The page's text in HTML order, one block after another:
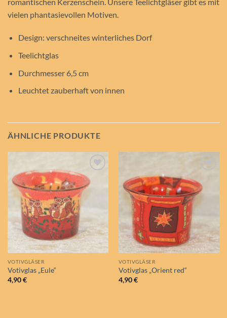
vielen phantasievollen Motiven.
Design: verschneites winterliches Dorf
Teelichtglas
Durchmesser 6,5 cm
Leuchtet zauberhaft von innen
ÄHNLICHE PRODUKTE
Auf die
Wunschliste
VOTIVGLÄSER
Votivglas „Eule“
4,90€
Auf die
Wunschliste
VOTIVGLÄSER
Votivglas „Orient red“
4,90€